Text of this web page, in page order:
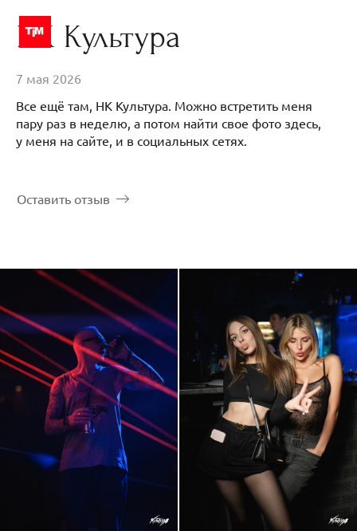
НК Культура
7 мая 2026
Все ещё там, НК Культура. Можно встретить меня
пару раз в неделю, а потом найти свое фото здесь,
у меня на сайте, и в социальных сетях.
Оставить отзыв